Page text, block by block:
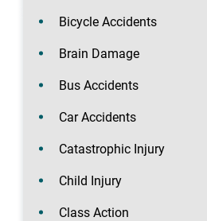
Bicycle Accidents
Brain Damage
Bus Accidents
Car Accidents
Catastrophic Injury
Child Injury
Class Action